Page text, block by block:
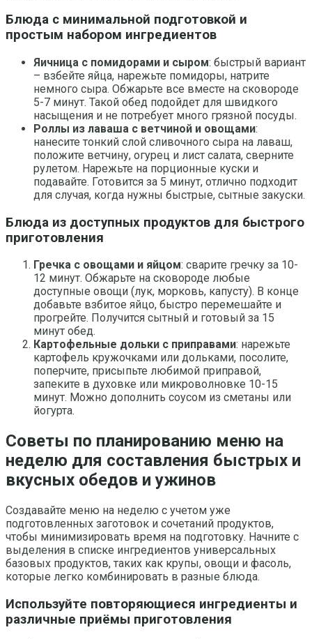
Блюда с минимальной подготовкой и
простым набором ингредиентов
Яичница с помидорами и сыром: быстрый вариант
– взбейте яйца, нарежьте помидоры, натрите
немного сыра. Обжарьте все вместе на сковороде
5-7 минут. Такой обед подойдет для швидкого
насыщения и не потребует много грязной посуды.
Роллы из лаваша с ветчиной и овощами:
нанесите тонкий слой сливочного сыра на лаваш,
положите ветчину, огурец и лист салата, сверните
рулетом. Нарежьте на порционные куски и
подавайте. Готовится за 5 минут, отлично подходит
для случая, когда нужны быстрые, сытные закуски.
Блюда из доступных продуктов для быстрого
приготовления
Гречка с овощами и яйцом: сварите гречку за 10-
12 минут. Обжарьте на сковороде любые
доступные овощи (лук, морковь, капусту). В конце
добавьте взбитое яйцо, быстро перемешайте и
прогрейте. Получится сытный и готовый за 15
минут обед.
Картофельные дольки с приправами: нарежьте
картофель кружочками или дольками, посолите,
поперчите, присыпьте любимой приправой,
запеките в духовке или микроволновке 10-15
минут. Можно дополнить соусом из сметаны или
йогурта.
Советы по планированию меню на
неделю для составления быстрых и
вкусных обедов и ужинов
Создавайте меню на неделю с учетом уже
подготовленных заготовок и сочетаний продуктов,
чтобы минимизировать время на подготовку. Начните с
выделения в списке ингредиентов универсальных
базовых продуктов, таких как крупы, овощи и фасоль,
которые легко комбинировать в разные блюда.
Используйте повторяющиеся ингредиенты и
различные приёмы приготовления